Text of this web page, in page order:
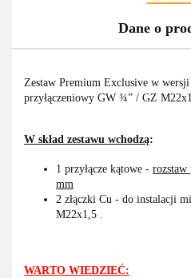
Dane o
Zestaw Premium Exclusive w
przyłączeniowy GW ¾” / GZ
W skład zestawu wchodzą:
1 przyłącze kątowe - rozstaw
mm
2 złączki Cu - do instalacji
M22x1,5 .
WARTO WIEDZIEĆ: